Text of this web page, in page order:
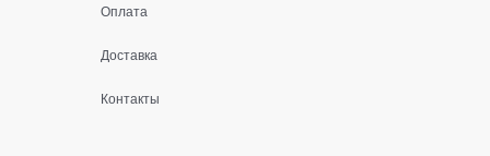
Оплата
Доставка
Контакты